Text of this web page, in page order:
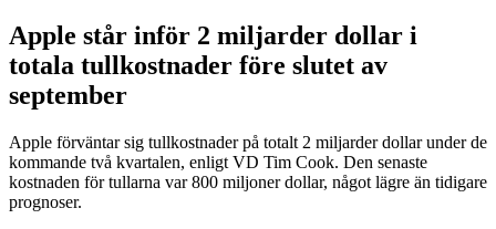
Apple står inför 2 miljarder dollar i
totala tullkostnader före slutet av
september
Apple förväntar sig tullkostnader på totalt 2 miljarder dollar under de
kommande två kvartalen, enligt VD Tim Cook. Den senaste
kostnaden för tullarna var 800 miljoner dollar, något lägre än tidigare
prognoser.